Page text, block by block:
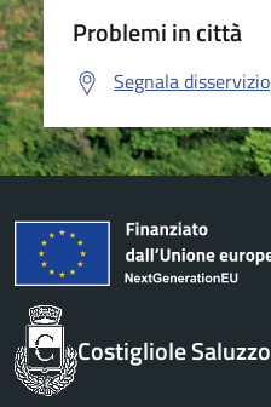
Problemi in città
Segnala disservizio
Costigliole Saluzzo